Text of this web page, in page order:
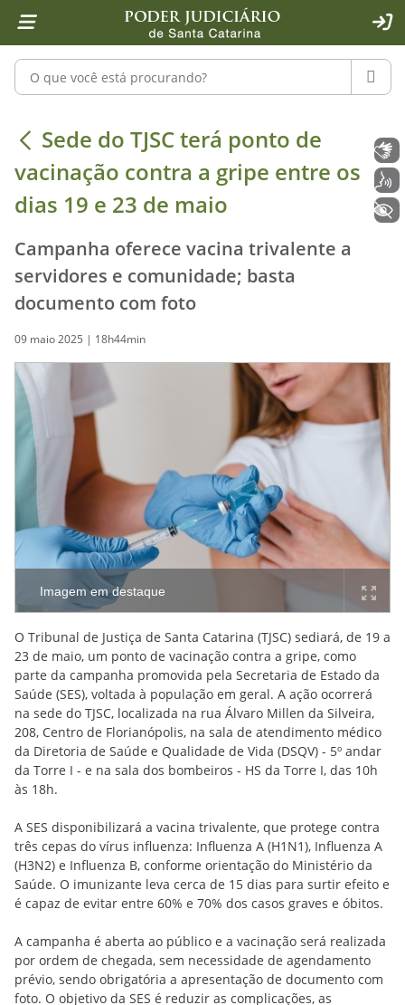
1 Ir para o conteúdo
2 Ir para a ferramenta de acessibilidade - Rybená
4 Ir para o menu principal
5 Ir para a pesquisa
6 Ir para o rodapé
7 Ir para a página inicial
Pesquisar no portal
Sede do TJSC terá ponto de
Sede do TJSC terá ponto de
vacinação contra a gripe entre os
dias 19 e 23 de maio
Campanha oferece vacina trivalente a
servidores e comunidade; basta
documento com foto
09 maio 2025 | 18h44min
Imagem em destaque
O Tribunal de Justiça de Santa Catarina (TJSC) sediará, de 19 a
23 de maio, um ponto de vacinação contra a gripe, como
parte da campanha promovida pela Secretaria de Estado da
Saúde (SES), voltada à população em geral. A ação ocorrerá
na sede do TJSC, localizada na rua Álvaro Millen da Silveira,
208, Centro de Florianópolis, na sala de atendimento médico
da Diretoria de Saúde e Qualidade de Vida (DSQV) - 5º andar
da Torre I - e na sala dos bombeiros - HS da Torre I, das 10h
às 18h.
A SES disponibilizará a vacina trivalente, que protege contra
três cepas do vírus influenza: Influenza A (H1N1), Influenza A
(H3N2) e Influenza B, conforme orientação do Ministério da
Saúde. O imunizante leva cerca de 15 dias para surtir efeito e
é capaz de evitar entre 60% e 70% dos casos graves e óbitos.
A campanha é aberta ao público e a vacinação será realizada
por ordem de chegada, sem necessidade de agendamento
prévio, sendo obrigatória a apresentação de documento com
foto. O objetivo da SES é reduzir as complicações, as
Libras
Voz